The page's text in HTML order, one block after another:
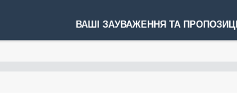
ВАШІ ЗАУВАЖЕННЯ ТА ПРОПОЗИЦІЇ